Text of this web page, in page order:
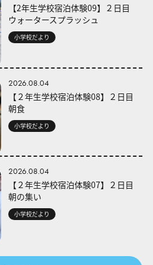
【2年生学校宿泊体験09】２日目
ウォータースプラッシュ
小学校だより
2026.08.04
【２年生学校宿泊体験08】２日目
朝食
小学校だより
2026.08.04
【２年生学校宿泊体験07】２日目
朝の集い
小学校だより